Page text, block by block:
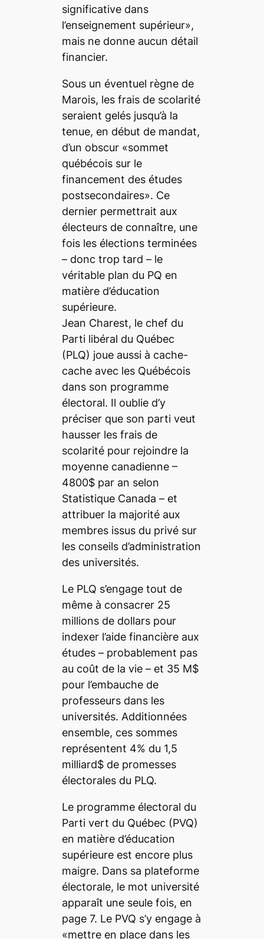
significative dans
l’enseignement supérieur»,
mais ne donne aucun détail
financier.
Sous un éventuel règne de
Marois, les frais de scolarité
seraient gelés jusqu’à la
tenue, en début de mandat,
d’un obscur «sommet
québécois sur le
financement des études
postsecondaires». Ce
dernier permettrait aux
électeurs de connaître, une
fois les élections terminées
– donc trop tard – le
véritable plan du PQ en
matière d’éducation
supérieure.
Jean Charest, le chef du
Parti libéral du Québec
(PLQ) joue aussi à cache-
cache avec les Québécois
dans son programme
électoral. Il oublie d’y
préciser que son parti veut
hausser les frais de
scolarité pour rejoindre la
moyenne canadienne –
4800$ par an selon
Statistique Canada – et
attribuer la majorité aux
membres issus du privé sur
les conseils d’administration
des universités.
Le PLQ s’engage tout de
même à consacrer 25
millions de dollars pour
indexer l’aide financière aux
études – probablement pas
au coût de la vie – et 35 M$
pour l’embauche de
professeurs dans les
universités. Additionnées
ensemble, ces sommes
représentent 4% du 1,5
milliard$ de promesses
électorales du PLQ.
Le programme électoral du
Parti vert du Québec (PVQ)
en matière d’éducation
supérieure est encore plus
maigre. Dans sa plateforme
électorale, le mot université
apparaît une seule fois, en
page 7. Le PVQ s’y engage à
«mettre en place dans les